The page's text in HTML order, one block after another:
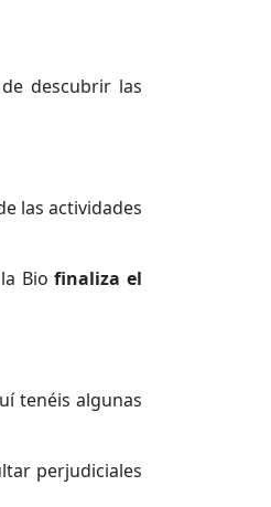
descubrir las
las actividades
Biofinaliza el
tenéis algunas
perjudiciales